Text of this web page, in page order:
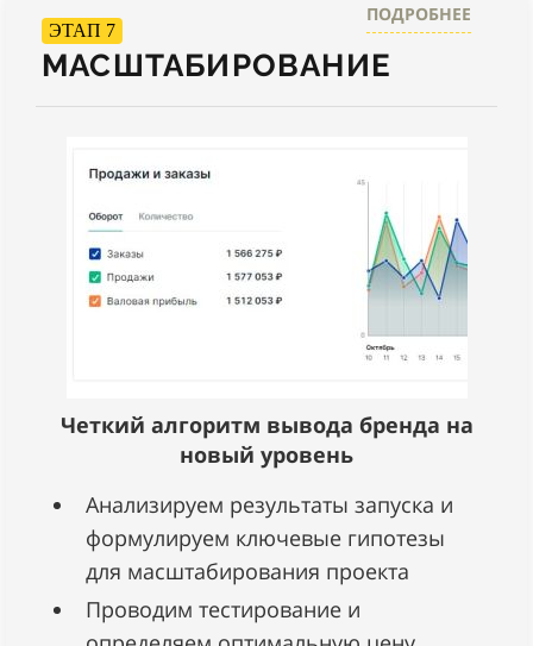
ЭТАП 7
МАСШТАБИРОВАНИЕ
ПОДРОБНЕЕ
Четкий алгоритм вывода бренда на
новый уровень
Анализируем результаты запуска и
формулируем ключевые гипотезы
для масштабирования проекта
Проводим тестирование и